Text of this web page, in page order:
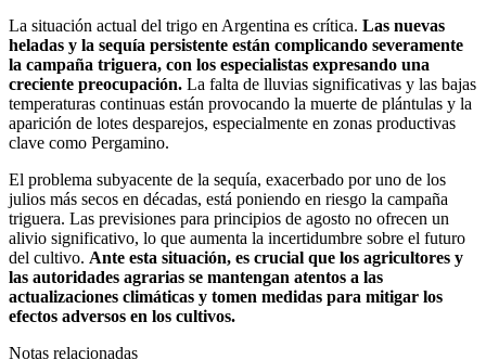
La situación actual del trigo en Argentina es crítica. Las nuevas
heladas y la sequía persistente están complicando severamente
la campaña triguera, con los especialistas expresando una
creciente preocupación. La falta de lluvias significativas y las bajas
temperaturas continuas están provocando la muerte de plántulas y la
aparición de lotes desparejos, especialmente en zonas productivas
clave como Pergamino.
El problema subyacente de la sequía, exacerbado por uno de los
julios más secos en décadas, está poniendo en riesgo la campaña
triguera. Las previsiones para principios de agosto no ofrecen un
alivio significativo, lo que aumenta la incertidumbre sobre el futuro
del cultivo. Ante esta situación, es crucial que los agricultores y
las autoridades agrarias se mantengan atentos a las
actualizaciones climáticas y tomen medidas para mitigar los
efectos adversos en los cultivos.
Notas relacionadas